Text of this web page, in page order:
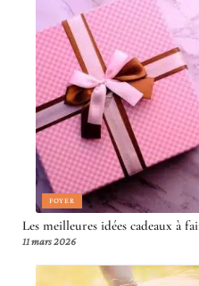
FOYER
Les meilleures idées cadeaux à
11 mars 2026